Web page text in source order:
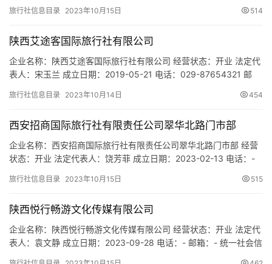
务区港兴三路中铁卓越中心2号楼1单元0309室 网址：- 经营范围：
游开发项目策划咨询；票务代…
旅行社信息目录 2023年10月15日 514
陕西艾途客国际旅行社有限公司
企业名称：陕西艾途客国际旅行社有限公司 经营状态：开业 法定代
表人：宋玉兰 成立日期：2019-05-21 电话：029-87654321 邮
91610131MA6WTDEH9N 注册地址：陕西省西安市高新区高新路8
中介服务；票务代理服…
旅行社信息目录 2023年10月14日 454
西安招商国际旅行社有限责任公司翠华北路门市部
企业名称：西安招商国际旅行社有限责任公司翠华北路门市部 经营
状态：开业 法定代表人：饶芳菲 成立日期：2023-02-13 电话：-
陕西省西安市雁塔区翠华北路357号 网址：- 经营范围：一般项目：
凭营业执照依法自主开展经…
旅行社信息目录 2023年10月15日 515
陕西悦行畅游文化传媒有限公司
企业名称：陕西悦行畅游文化传媒有限公司 经营状态：开业 法定代
表人：袁文静 成立日期：2023-09-28 电话：- 邮箱：- 统一社会信